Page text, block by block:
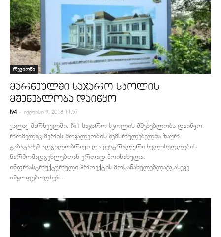
რეგიონი
მარნეულში საჯარო სკოლის
მშენებლობა დაიწყო
tv4 - ივლისი 9, 2018 11:57
ქალაქ მარნეულში, №1 საჯარო სკოლის მშენებლობა დაიწყო,
რომელიც მერის მოვალეობის შემსრულებელმა ზაურ
ტაბატაძემ ადგილობრივი და ცენტრალური ხელისუფლების
წარმომადგენლებთან ერთად მოინახულა.
ინფრასტრუქტურული პროექტის მოსანახულებლად ასევე
იმყოფებოდნენ...